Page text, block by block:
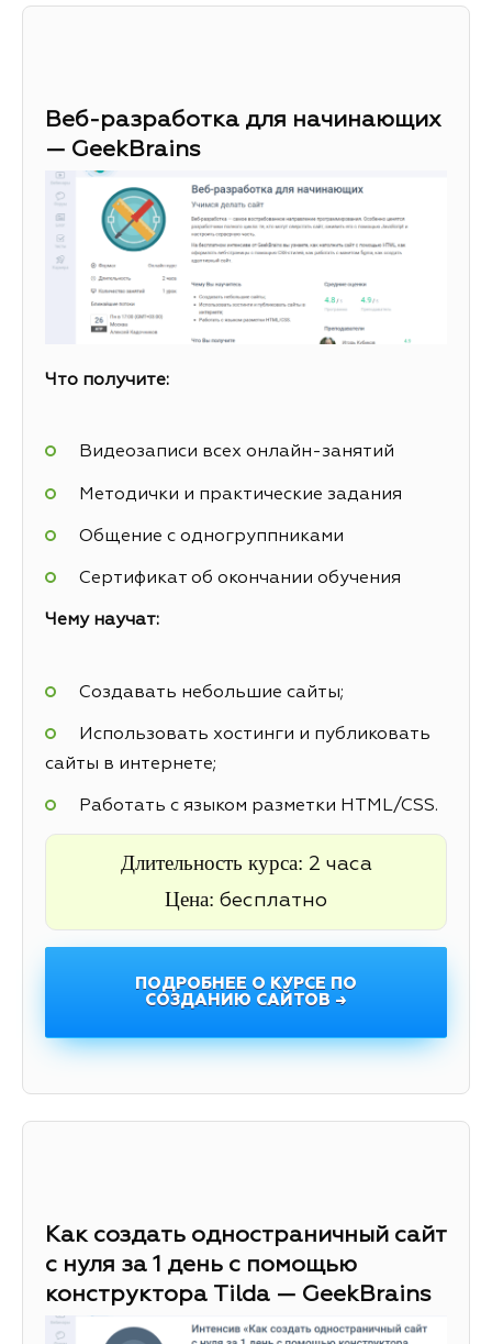
Веб-разработка для начинающих
— GeekBrains
Что получите:
Видеозаписи всех онлайн-занятий
Методички и практические задания
Общение с одногруппниками
Сертификат об окончании обучения
Чему научат:
Создавать небольшие сайты;
Использовать хостинги и публиковать
сайты в интернете;
Работать с языком разметки HTML/CSS.
Длительность курса: 2 часа
Цена: бесплатно
ПОДРОБНЕЕ О КУРСЕ ПО
СОЗДАНИЮ САЙТОВ →
Как создать одностраничный сайт
с нуля за 1 день с помощью
конструктора Tilda — GeekBrains